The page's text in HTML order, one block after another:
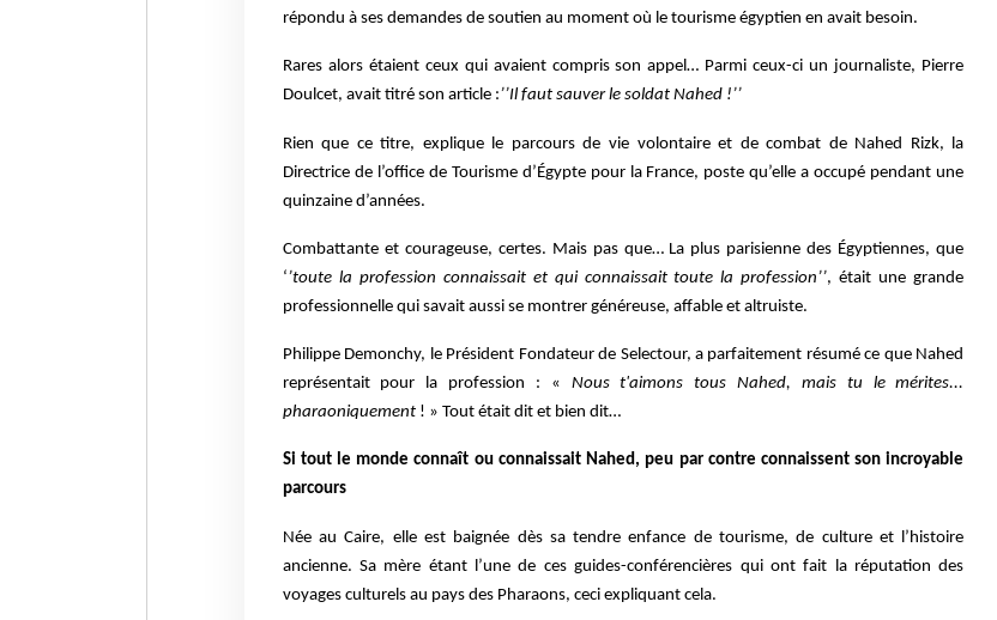
répondu à ses demandes de soutien au moment où le tourisme égyptien en avait besoin.
Rares alors étaient ceux qui avaient compris son appel… Parmi ceux-ci un journaliste, Pierre
Doulcet, avait titré son article :’’Il faut sauver le soldat Nahed !’’
Rien que ce titre, explique le parcours de vie volontaire et de combat de Nahed Rizk, la
Directrice de l’office de Tourisme d’Égypte pour la France, poste qu’elle a occupé pendant une
quinzaine d’années.
Combattante et courageuse, certes. Mais pas que… La plus parisienne des Égyptiennes, que
‘’toute la profession connaissait et qui connaissait toute la profession’’, était une grande
professionnelle qui savait aussi se montrer généreuse, affable et altruiste.
Philippe Demonchy, le Président Fondateur de Selectour, a parfaitement résumé ce que Nahed
représentait pour la profession : « Nous t'aimons tous Nahed, mais tu le mérites...
pharaoniquement! » Tout était dit et bien dit…
Si tout le monde connaît ou connaissait Nahed, peu par contre connaissent son incroyable
parcours
Née au Caire, elle est baignée dès sa tendre enfance de tourisme, de culture et l’histoire
ancienne. Sa mère étant l’une de ces guides-conférencières qui ont fait la réputation des
voyages culturels au pays des Pharaons, ceci expliquant cela.